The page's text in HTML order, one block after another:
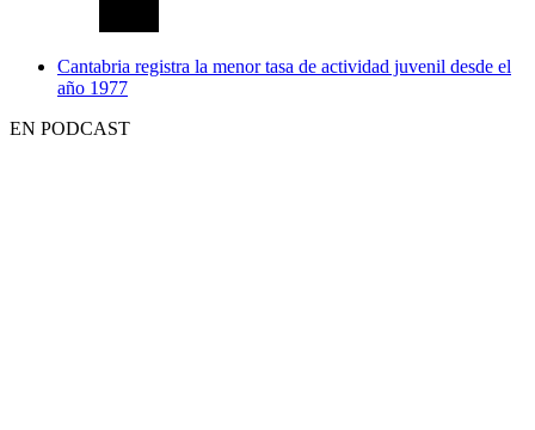
Cantabria registra la menor tasa de actividad juvenil desde el
año 1977
EN PODCAST